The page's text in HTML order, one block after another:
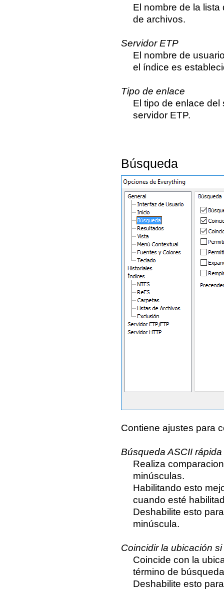
El nombre de la
de archivos.
Servidor ETP
El nombre de
el índice es
Tipo de enlace
El tipo de enlace
servidor ETP.
Búsqueda
Contiene ajustes para
Búsqueda ASCII rápida
Realiza
minúsculas.
Habilitando esto
cuando esté
Deshabilite esto
minúscula.
Coincidir la ubicación
Coincide con la
término de
Deshabilite esto